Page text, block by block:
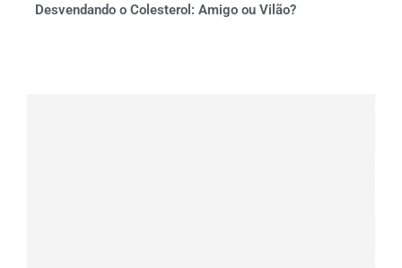
Desvendando o Colesterol: Amigo ou Vilão?